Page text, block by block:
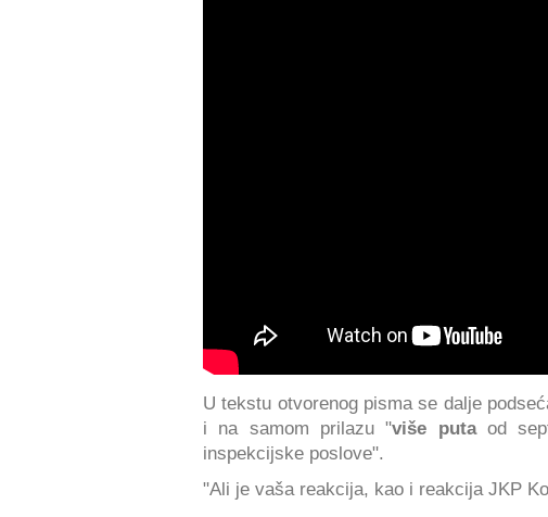
U tekstu otvorenog pisma se dalje
i na samom prilazu "više putaod
inspekcijske poslove".
"Ali je vaša reakcija, kao i reakcija JKP